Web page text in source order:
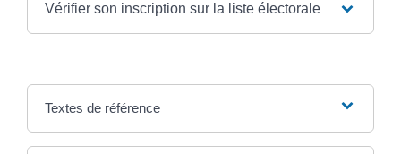
Vérifier son inscription sur la liste électorale
Textes de référence